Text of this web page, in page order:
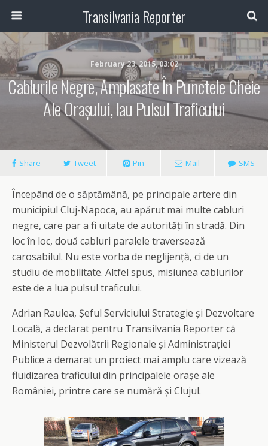
Transilvania Reporter
February 23, 2015, 03:02
Cablurile Negre, Amplasate În Punctele Cheie
Ale Orașului, Iau Pulsul Traficului
Share Tweet Pin Mail SMS
Începând de o săptămână, pe principale artere din
municipiul Cluj-Napoca, au apărut mai multe cabluri
negre, care par a fi uitate de autorități în stradă. Din
loc în loc, două cabluri paralele traversează
carosabilul. Nu este vorba de neglijență, ci de un
studiu de mobilitate. Altfel spus, misiunea cablurilor
este de a lua pulsul traficului.
Adrian Raulea, Șeful Serviciului Strategie și Dezvoltare
Locală, a declarat pentru Transilvania Reporter că
Ministerul Dezvolătrii Regionale și Administrației
Publice a demarat un proiect mai amplu care vizează
fluidizarea traficului din principalele orașe ale
României, printre care se numără și Clujul.